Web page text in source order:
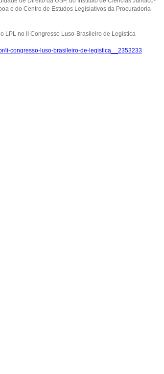
e do Centro de Estudos Legislativos da Procuradoria-
LPL no II Congresso Luso-Brasileiro de Legística
ii-congresso-luso-brasileiro-de-legistica__2353233